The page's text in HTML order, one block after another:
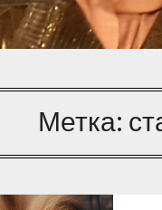
Метка: